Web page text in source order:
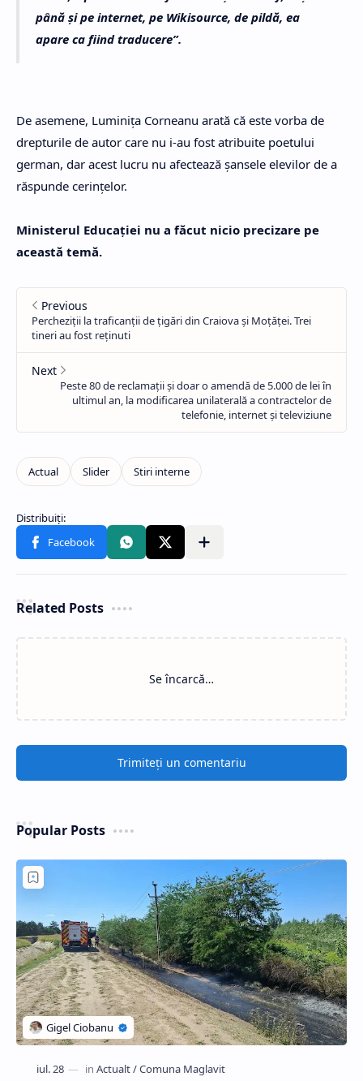
până și pe internet, pe Wikisource, de pildă, ea
apare ca fiind traducere”.
De asemene, Luminiţa Corneanu arată că este vorba de
drepturile de autor care nu i-au fost atribuite poetului
german, dar acest lucru nu afectează şansele elevilor de a
răspunde cerinţelor.
Ministerul Educației nu a făcut nicio precizare pe
această temă.
Related Posts
Se încarcă…
Trimiteți un comentariu
Popular Posts